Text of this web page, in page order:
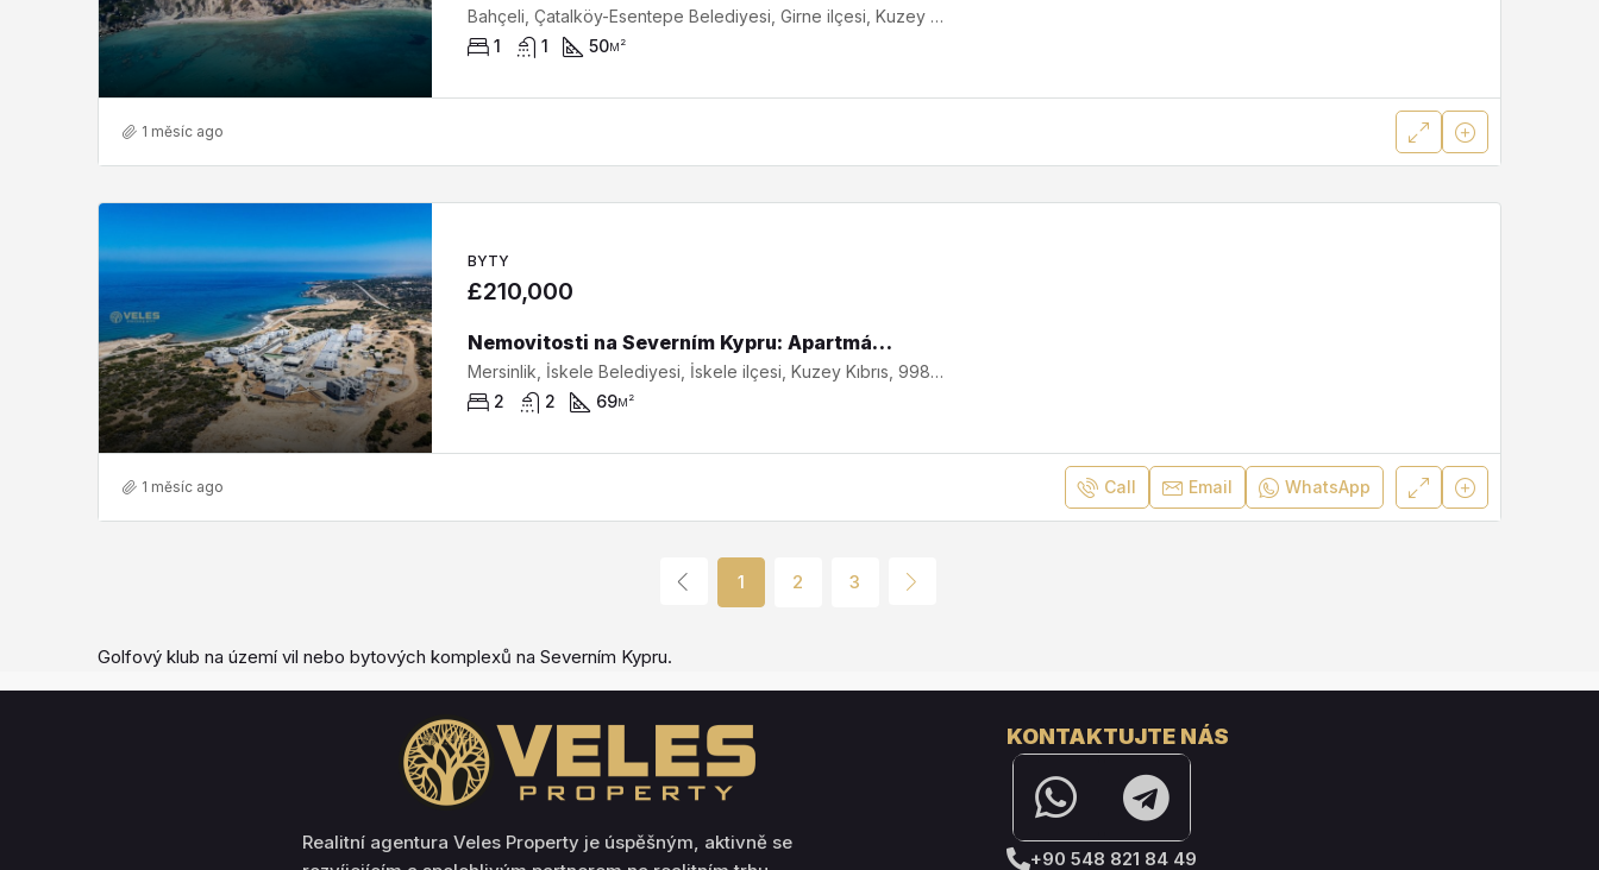
Bahçeli, Çatalköy-Esentepe Belediyesi, Girne ilçesi, Kuzey Kıbrıs, Kıbrıs - Κύπρος
1
1 50м²
1 měsíc ago
BYTY
£210,000
Nemovitosti na Severním Kypru: Apartmán 2+1 v luxusním resortu poblíž hradu Kantara SA-21228
Mersinlik, İskele Belediyesi, İskele ilçesi, Kuzey Kıbrıs, 99880, Κύπρος - Kıbrıs
2
2 69м²
1 měsíc ago Call Email WhatsApp
1 2 3
Golfový klub na území vil nebo bytových komplexů na Severním Kypru.
Realitní agentura Veles Property je úspěšným, aktivně se
KONTAKTUJTE NÁS
+90 548 821 84 49